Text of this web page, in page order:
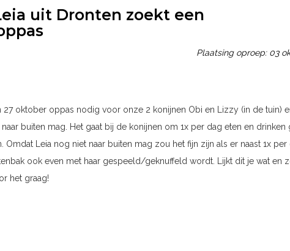
uit Dronten zoekt een
Plaatsing oproep: 03
oktober oppas nodig voor onze 2 konijnen Obi en Lizzy (in de tuin)
buiten mag. Het gaat bij de konijnen om 1x per dag eten en drinken
Omdat Leia nog niet naar buiten mag zou het fijn zijn als er naast 1x per
ook even met haar gespeeld/geknuffeld wordt. Lijkt dit je wat en
het graag!